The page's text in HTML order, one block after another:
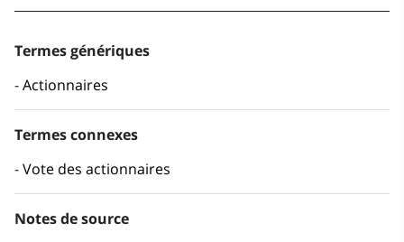
Termes génériques
Actionnaires
Termes connexes
Vote des actionnaires
Notes de source